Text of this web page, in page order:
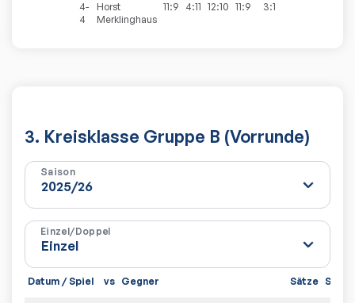
4-
4
Horst
Merklinghaus
11:9 4:11 12:10 11:9 3:1
3. Kreisklasse Gruppe B (Vorrunde)
Saison
Einzel/Doppel
Datum / Spiel vs Gegner Sätze Spiele